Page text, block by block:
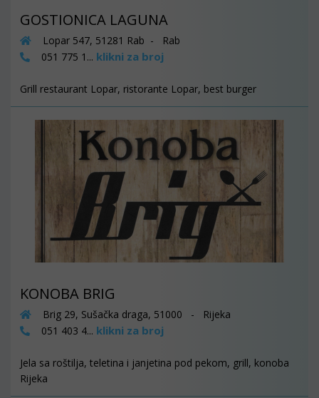
GOSTIONICA LAGUNA
Lopar 547, 51281 Rab - Rab
051 775 1... klikni za broj
Grill restaurant Lopar, ristorante Lopar, best burger
KONOBA BRIG
Brig 29, Sušačka draga, 51000 - Rijeka
051 403 4... klikni za broj
Jela sa roštilja, teletina i janjetina pod pekom, grill, konoba
Rijeka